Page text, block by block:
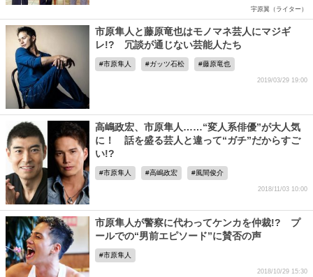
宇原翼（ライター）
市原隼人と藤原竜也はモノマネ芸人にマジギ
レ!? 冗談が通じない芸能人たち
市原隼人 ガッツ石松 藤原竜也
2019/03/29 19:00
高嶋政宏、市原隼人……“変人系俳優”が大人気
に！ 話を盛る芸人と違って“ガチ”だからすご
い!?
市原隼人 高嶋政宏 風間俊介
2018/11/03 10:00
市原隼人が警察に代わってケンカを仲裁!? プ
ールでの“男前エピソード”に賛否の声
市原隼人
2018/10/29 15:30